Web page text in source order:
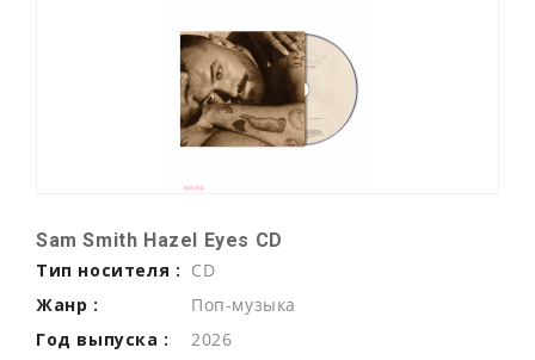
Sam Smith Hazel Eyes CD
Тип носителя : CD
Жанр :
Поп-музыка
Год выпуска :
2026